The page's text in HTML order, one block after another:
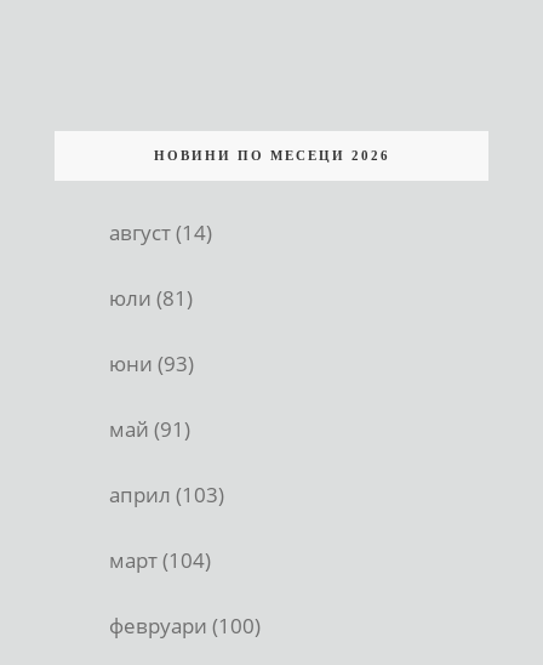
НОВИНИ ПО МЕСЕЦИ 2026
август (14)
юли (81)
юни (93)
май (91)
април (103)
март (104)
февруари (100)